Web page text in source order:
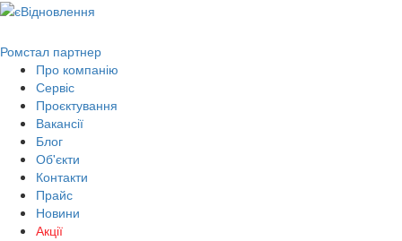
Ромстал партнер
Про компанію
Сервіс
Проєктування
Вакансії
Блог
Об'єкти
Контакти
Прайс
Новини
Акції